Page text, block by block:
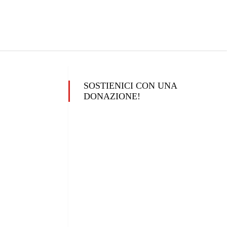
SOSTIENICI CON UNA
DONAZIONE!